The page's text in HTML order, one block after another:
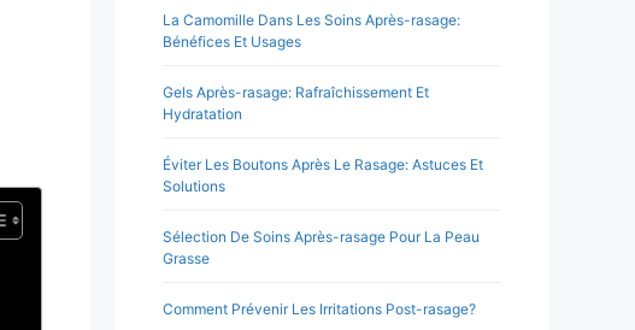
La Camomille Dans Les Soins Après-rasage:
Bénéfices Et Usages
Gels Après-rasage: Rafraîchissement Et
Hydratation
Éviter Les Boutons Après Le Rasage: Astuces Et
Solutions
Sélection De Soins Après-rasage Pour La Peau
Grasse
Comment Prévenir Les Irritations Post-rasage?